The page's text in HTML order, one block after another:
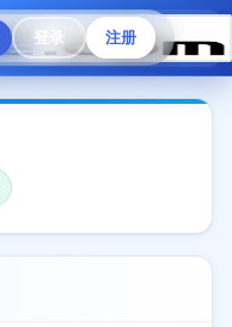
登录 注册
招聘中心 会员专区